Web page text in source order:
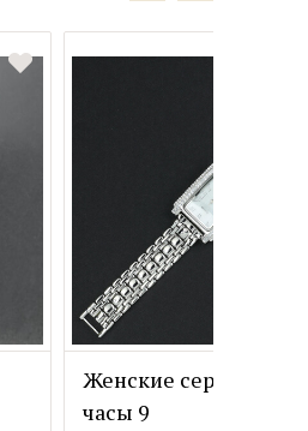
Женские серебряные
часы 9